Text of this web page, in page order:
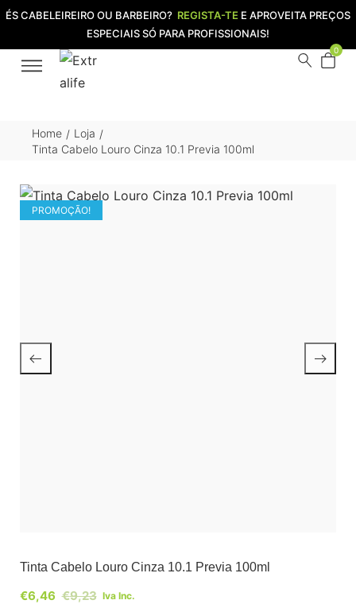
ÉS CABELEIREIRO OU BARBEIRO? REGISTA-TE E APROVEITA PREÇOS
ESPECIAIS SÓ PARA PROFISSIONAIS!
0
Home / Loja /
Tinta Cabelo Louro Cinza 10.1 Previa 100ml
PROMOÇÃO!
Tinta Cabelo Louro Cinza 10.1 Previa 100ml
€9,23
€6,46 Iva Inc.